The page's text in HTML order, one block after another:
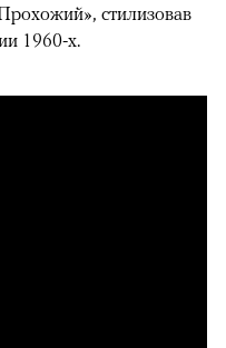
стилизовав
1960-х.